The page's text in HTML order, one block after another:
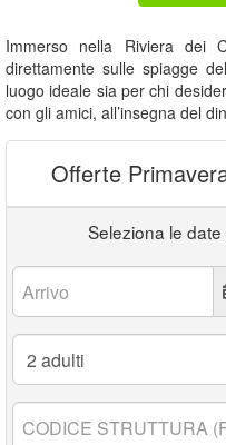
Immerso nella Riviera dei
direttamente sulle spiagge
luogo ideale sia per chi
con gli amici, all’insegna del
Offerte
Seleziona le
Arrivo:
Adulti:
Codice
struttura: